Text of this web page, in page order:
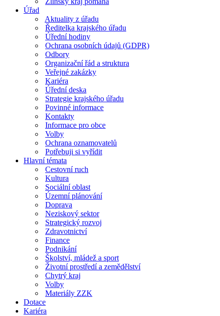
Úřad
Aktuality z úřadu
Ředitelka krajského úřadu
Úřední hodiny
Ochrana osobních údajů (GDPR)
Odbory
Organizační řád a struktura
Veřejné zakázky
Kariéra
Úřední deska
Strategie krajského úřadu
Povinné informace
Kontakty
Informace pro obce
Volby
Ochrana oznamovatelů
Potřebuji si vyřídit
Hlavní témata
Cestovní ruch
Kultura
Sociální oblast
Územní plánování
Doprava
Neziskový sektor
Strategický rozvoj
Zdravotnictví
Finance
Podnikání
Školství, mládež a sport
Životní prostředí a zemědělství
Chytrý kraj
Volby
Materiály ZZK
Dotace
Kariéra